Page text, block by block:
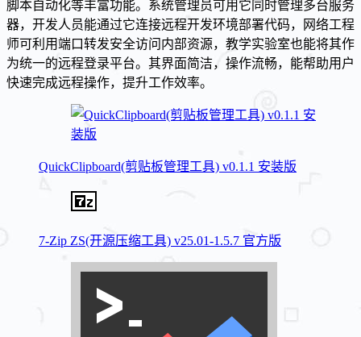
脚本自动化等丰富功能。系统管理员可用它同时管理多台服务
器，开发人员能通过它连接远程开发环境部署代码，网络工程
师可利用端口转发安全访问内部资源，教学实验室也能将其作
为统一的远程登录平台。其界面简洁，操作流畅，能帮助用户
快速完成远程操作，提升工作效率。
QuickClipboard(剪贴板管理工具) v0.1.1 安装版
7-Zip ZS(开源压缩工具) v25.01-1.5.7 官方版